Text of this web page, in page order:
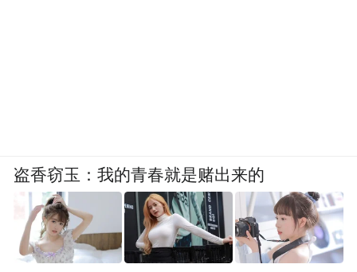
盗香窃玉：我的青春就是赌出来的